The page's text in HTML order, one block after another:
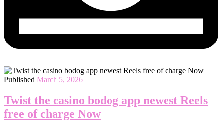
Published March 5, 2026
Twist the casino bodog app newest Reels
free of charge Now